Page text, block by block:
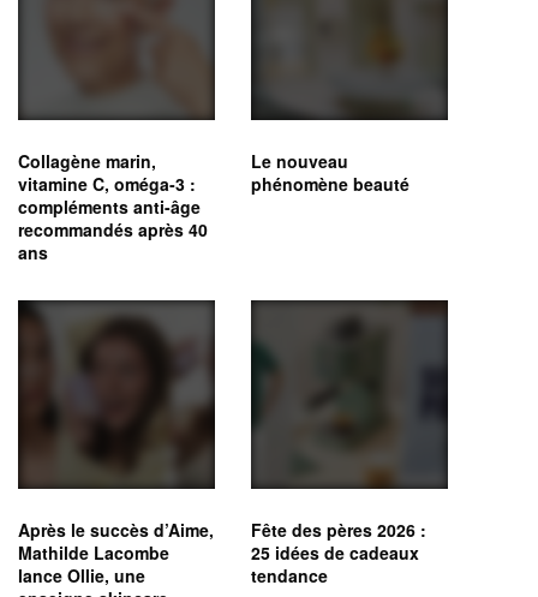
Collagène marin,
vitamine C, oméga‑3 :
compléments anti-âge
recommandés après 40
ans
Le nouveau
phénomène beauté
Après le succès d’Aime,
Mathilde Lacombe
lance Ollie, une
Fête des pères 2026 :
25 idées de cadeaux
tendance